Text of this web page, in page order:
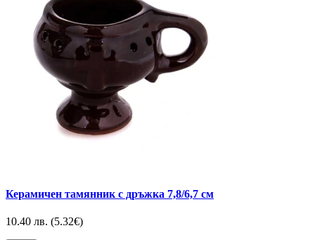
Керамичен тамянник с дръжка 7,8/6,7 см
10.40 лв. (5.32€)